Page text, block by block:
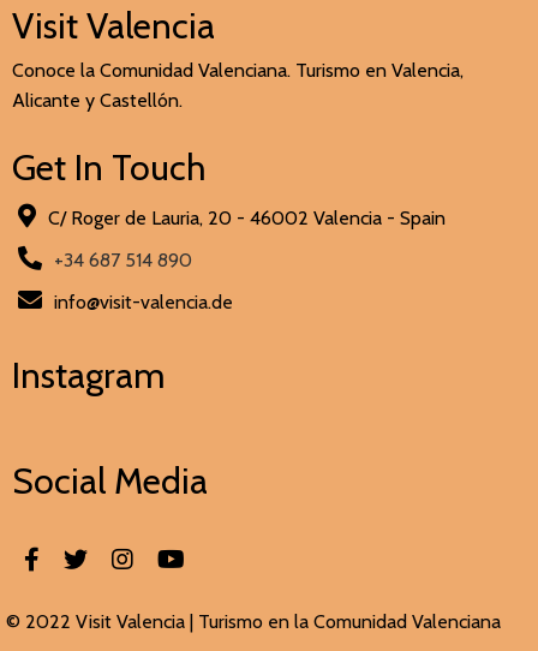
Visit Valencia
Conoce la Comunidad Valenciana. Turismo en Valencia,
Alicante y Castellón.
Get In Touch
C/ Roger de Lauria, 20 - 46002 Valencia - Spain
+34 687 514 890
info@visit-valencia.de
Instagram
Social Media
© 2022 Visit Valencia | Turismo en la Comunidad Valenciana